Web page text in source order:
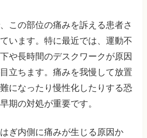
この部位の痛みを訴える患者さ
います。特に最近では、運動不
や長時間のデスクワークが原因
立ちます。痛みを我慢して放置
になったり慢性化したりする恐
期の対処が重要です。
ぎ内側に痛みが生じる原因か